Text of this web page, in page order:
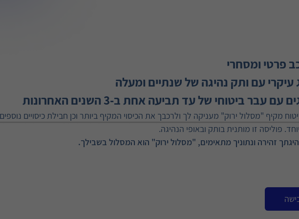
פרטי ומסחרי
עיקרי עם ותק נהיגה של שנתיים ומעלה
עם עבר ביטוחי של עד תביעה אחת ב-3 השנים האחרונות
מקיף "מסלול ירוק" מעניקה לך ולרכבך את הכיסוי המקיף ביותר וכן חבילת כיסויים
פוליסה זו מותנית בותק ובאופי הנהיגה.
זהירה ונתוניך מתאימים, "מסלול ירוק" הוא המסלול בשבילך.